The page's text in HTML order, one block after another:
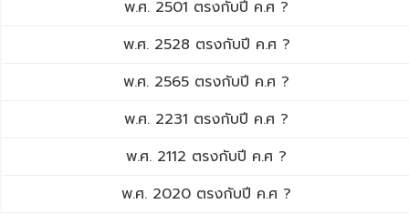
พ.ศ. 2501 ตรงกับปี ค.ศ ?
พ.ศ. 2528 ตรงกับปี ค.ศ ?
พ.ศ. 2565 ตรงกับปี ค.ศ ?
พ.ศ. 2231 ตรงกับปี ค.ศ ?
พ.ศ. 2112 ตรงกับปี ค.ศ ?
พ.ศ. 2020 ตรงกับปี ค.ศ ?